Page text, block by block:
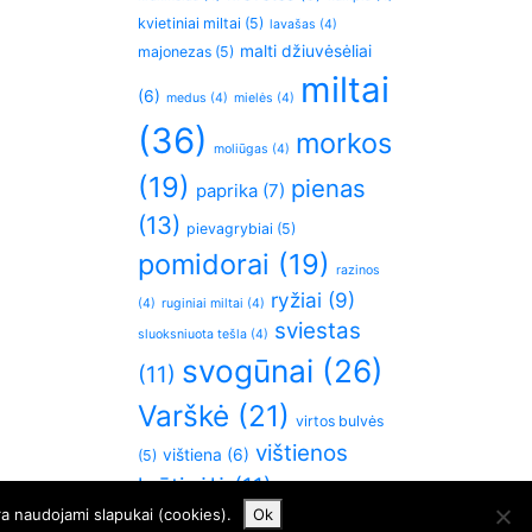
kvietiniai miltai (5) lavašas (4)
majonezas (5) malti džiuvėsėliai
(6) medus (4) mielės (4)
miltai
(36)
moliūgas (4) morkos
(19) paprika (7) pienas
(13) pievagrybiai (5)
pomidorai (19) razinos
(4) ruginiai miltai (4) ryžiai (9)
sluoksniuota tešla (4) sviestas
(11) svogūnai (26)
Varškė (21) virtos bulvės
(5) vištiena (6) vištienos
krūtinėlė(11)
naudojami slapukai (cookies). Ok